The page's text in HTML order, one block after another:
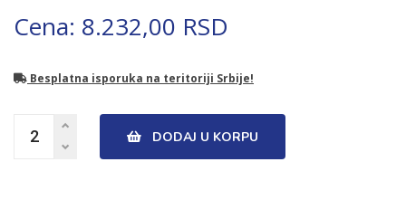
Cena: 8.232,00 RSD
Besplatna isporuka na teritoriji Srbije!
DODAJ U KORPU